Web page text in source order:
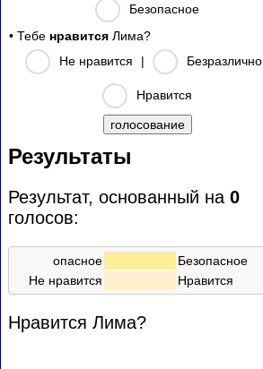
Безопасное
• Тебе нравится Лима?
Не нравится
| Безразлично
Нравится
Результаты
Результат, основанный на 0
голосов:
опасное
Безопасное
Не нравится
Нравится
Нравится Лима?